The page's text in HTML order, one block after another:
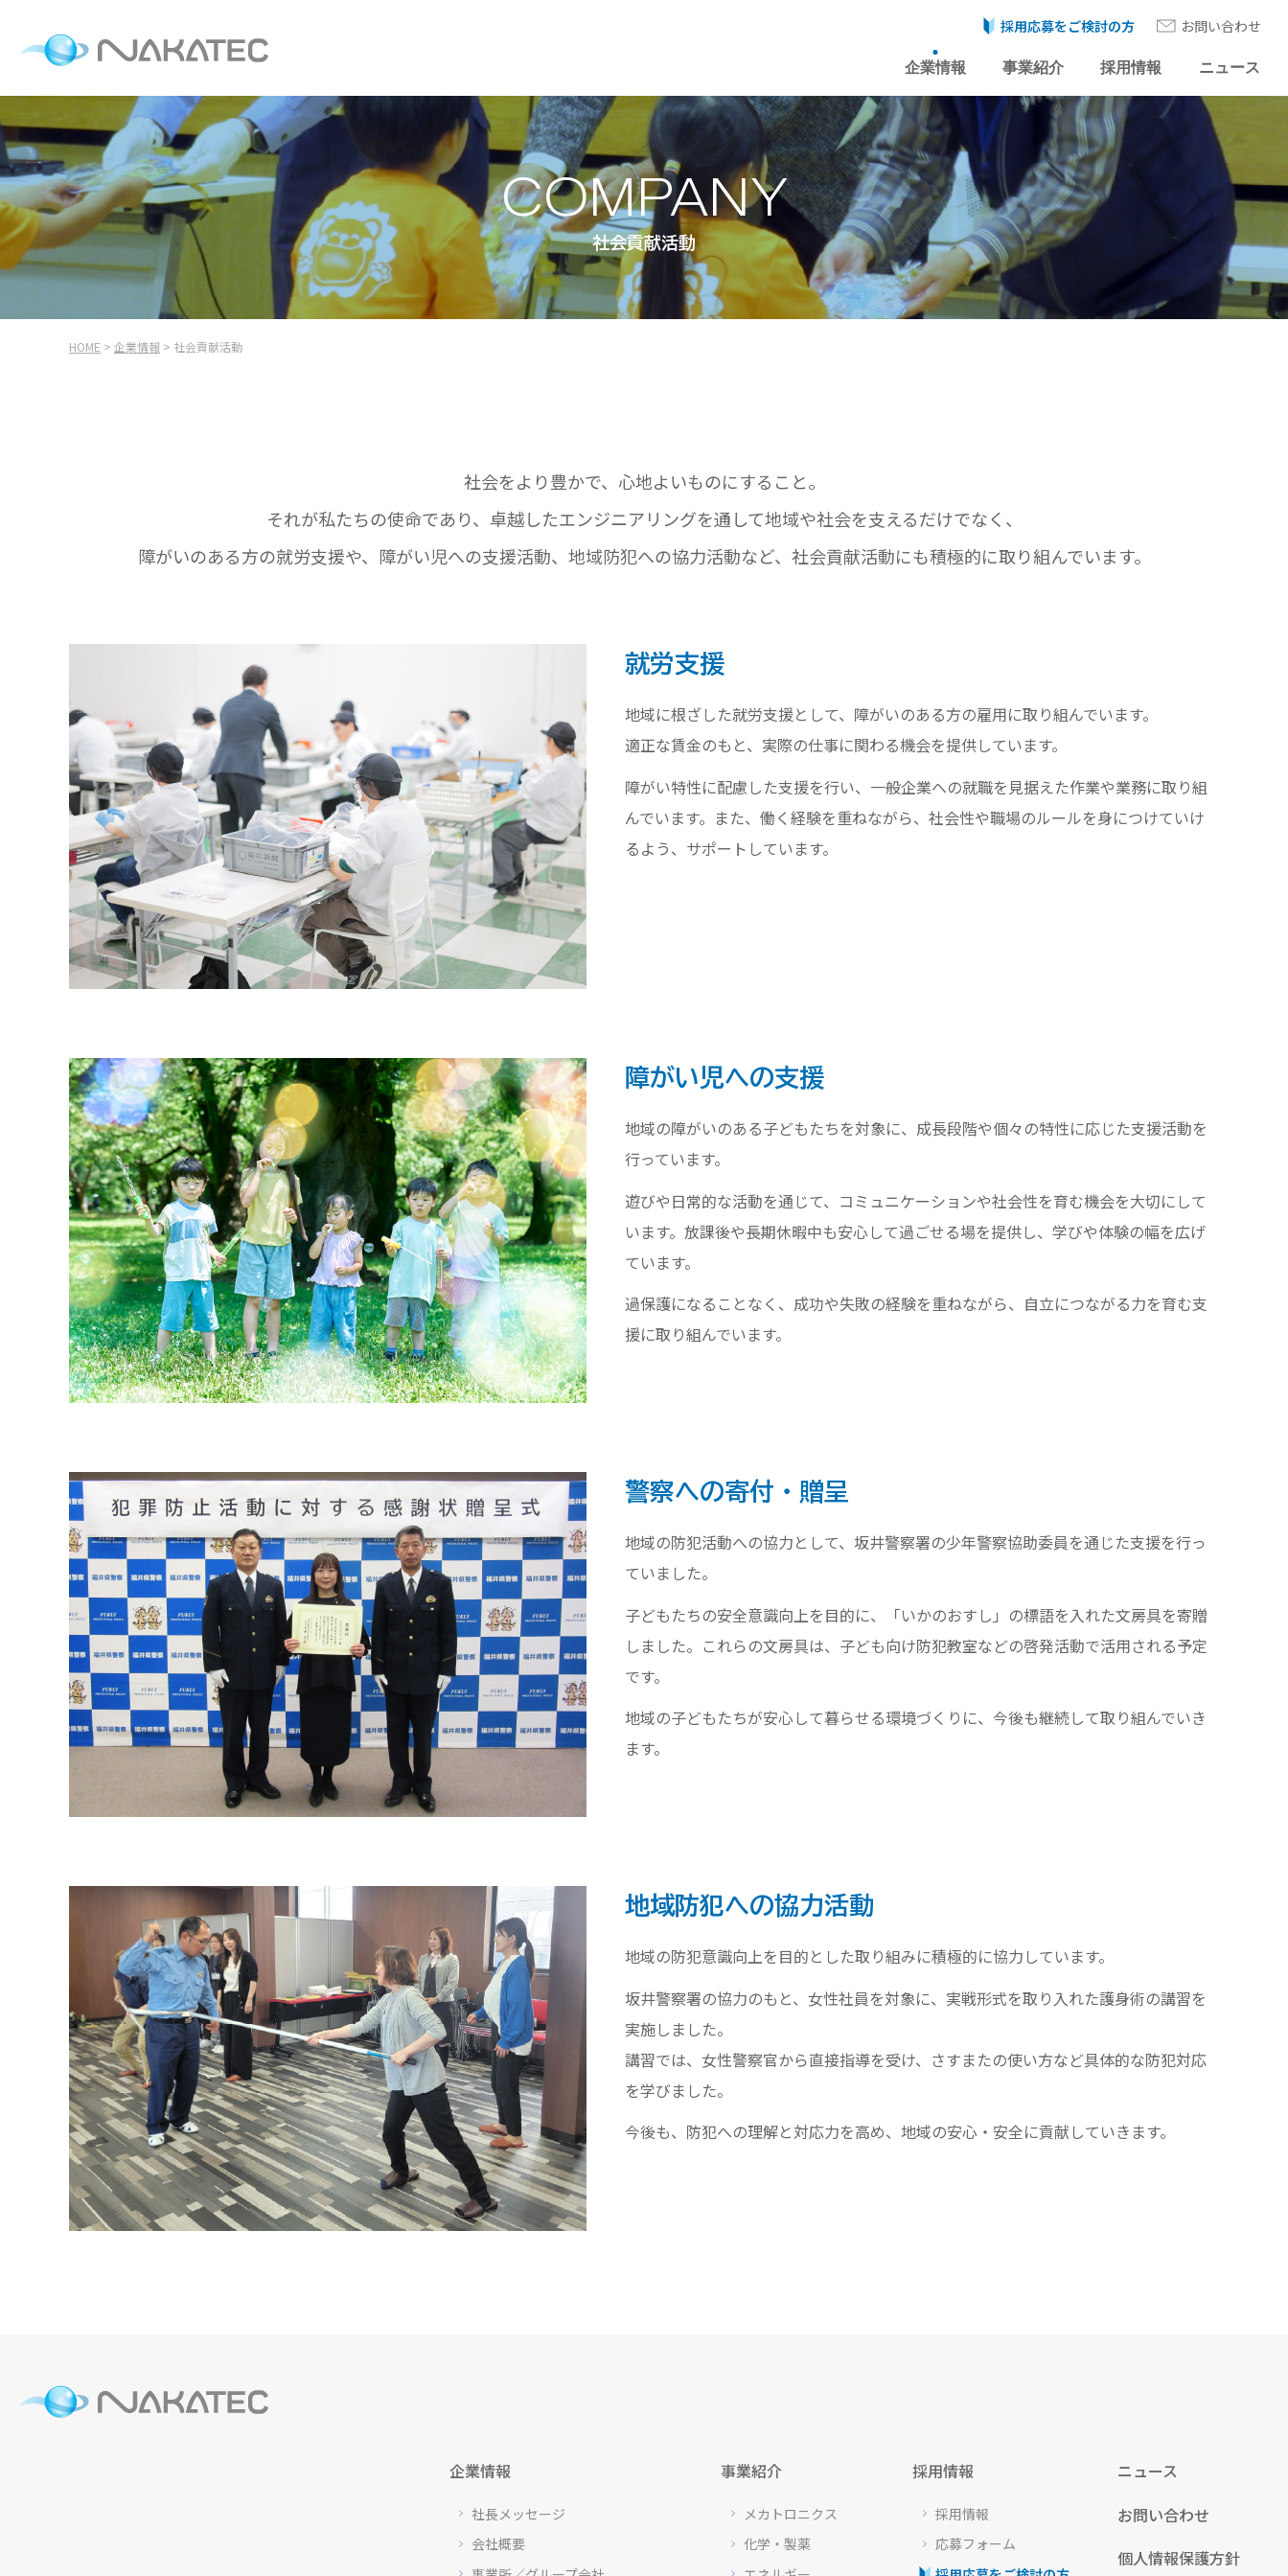
企業情報 事業紹介 採用情報 ニュース
採用応募をご検討の方 お問い合わせ
COMPANY
社会貢献活動
HOME > 企業情報 > 社会貢献活動
社会をより豊かで、 心地よいものにすること。
それが私たちの使命であり、 卓越したエンジニアリングを通して地域や社会を支えるだけでなく、
障がいのある方の就労支援や、 障がい児への支援活動、 地域防犯への協力活動など、 社会貢献活動にも積極的に取り組んでいます。
就労支援
地域に根ざした就労支援として、障がいのある方の雇用に取り組んでいます。
適正な賃金のもと、実際の仕事に関わる機会を提供しています。
障がい特性に配慮した支援を行い、一般企業への就職を見据えた作業や業務に取り組
んでいます。また、働く経験を重ねながら、社会性や職場のルールを身につけていけ
るよう、サポートしています。
障がい児への支援
地域の障がいのある子どもたちを対象に、成長段階や個々の特性に応じた支援活動を
行っています。
遊びや日常的な活動を通じて、コミュニケーションや社会性を育む機会を大切にして
います。放課後や長期休暇中も安心して過ごせる場を提供し、学びや体験の幅を広げ
ています。
過保護になることなく、成功や失敗の経験を重ねながら、自立につながる力を育む支
援に取り組んでいます。
警察への寄付・贈呈
地域の防犯活動への協力として、坂井警察署の少年警察協助委員を通じた支援を行っ
ていました。
子どもたちの安全意識向上を目的に、「いかのおすし」の標語を入れた文房具を寄贈
しました。これらの文房具は、子ども向け防犯教室などの啓発活動で活用される予定
です。
地域の子どもたちが安心して暮らせる環境づくりに、今後も継続して取り組んでいき
ます。
地域防犯への協力活動
地域の防犯意識向上を目的とした取り組みに積極的に協力しています。
坂井警察署の協力のもと、女性社員を対象に、実戦形式を取り入れた護身術の講習を
実施しました。
講習では、女性警察官から直接指導を受け、さすまたの使い方など具体的な防犯対応
を学びました。
今後も、防犯への理解と対応力を高め、地域の安心・安全に貢献していきます。
企業情報
社長メッセージ
会社概要
事業紹介
メカトロニクス
化学・製薬
採用情報
採用情報
応募フォーム
ニュース
お問い合わせ
個人情報保護方針